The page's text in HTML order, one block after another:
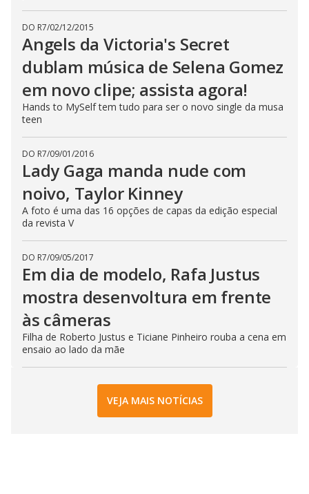
DO R7/02/12/2015
Angels da Victoria's Secret
dublam música de Selena Gomez
em novo clipe; assista agora!
Hands to MySelf tem tudo para ser o novo single da musa
teen
DO R7/09/01/2016
Lady Gaga manda nude com
noivo, Taylor Kinney
A foto é uma das 16 opções de capas da edição especial
da revista V
DO R7/09/05/2017
Em dia de modelo, Rafa Justus
mostra desenvoltura em frente
às câmeras
Filha de Roberto Justus e Ticiane Pinheiro rouba a cena em
ensaio ao lado da mãe
VEJA MAIS NOTÍCIAS